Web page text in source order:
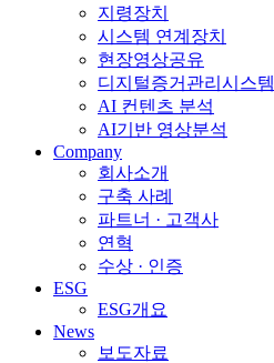
지령장치
시스템 연계장치
현장영상공유
디지털증거관리시스템
AI 컨텐츠 분석
AI기반 영상분석
Company
회사소개
구축 사례
파트너 · 고객사
연혁
수상 · 인증
ESG
ESG개요
News
보도자료